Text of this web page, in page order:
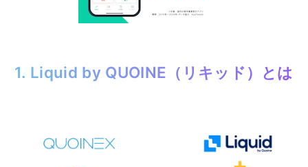
1. Liquid by QUOINE（リキッド）とは